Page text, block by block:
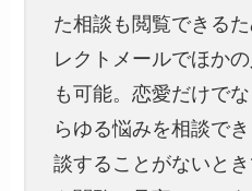
た相談も閲覧できる
レクトメールでほか
も可能。恋愛だけで
らゆる悩みを相談で
談することがないと